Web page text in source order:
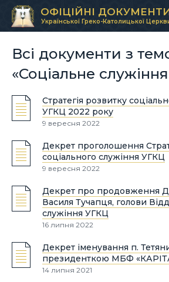
ОФІЦІЙНІ
Української Греко-Католицької
Всі документи з
«Соціальне
Стратегія розвитку
УГКЦ 2022 року
9 вересня 2022
Декрет проголошення
соціального служіння УГКЦ
9 вересня 2022
Декрет про продовження
Василя Тучапця, голови
служіння УГКЦ
16 липня 2022
Декрет іменування п.
президенткою МБФ
14 липня 2021